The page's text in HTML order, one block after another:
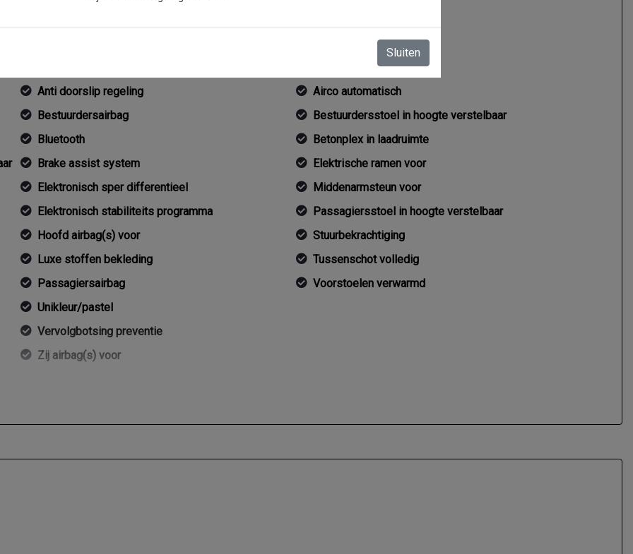
Anti doorslip regeling
Bestuurdersairbag
Bluetooth
Brake assist system
Elektronisch sper differentieel
Elektronisch stabiliteits programma
Hoofd airbag(s) voor
Luxe stoffen bekleding
Passagiersairbag
Unikleur/pastel
Vervolgbotsing preventie
Zij airbag(s) voor
Interieur
Airco automatisch
Bestuurdersstoel in hoogte verstelbaar
Betonplex in laadruimte
Elektrische ramen voor
Middenarmsteun voor
Passagiersstoel in hoogte verstelbaar
Stuurbekrachtiging
Tussenschot volledig
Voorstoelen verwarmd
Sluiten